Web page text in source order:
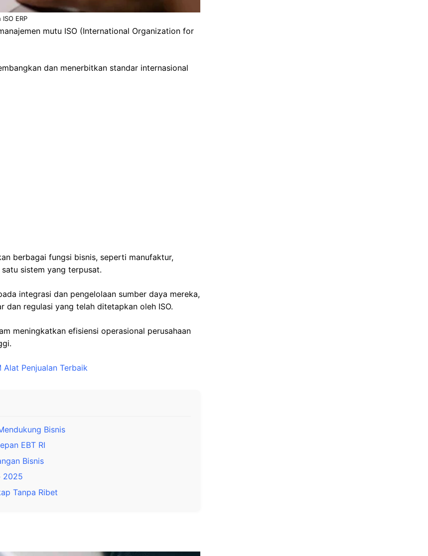
ERP
mutu ISO (International Organization for
dan menerbitkan standar internasional
berbagai fungsi bisnis, seperti manufaktur,
sistem yang terpusat.
integrasi dan pengelolaan sumber daya mereka,
regulasi yang telah ditetapkan oleh ISO.
meningkatkan efisiensi operasional perusahaan
Penjualan Terbaik
Bisnis
EBT RI
Bisnis
2025
Tanpa Ribet